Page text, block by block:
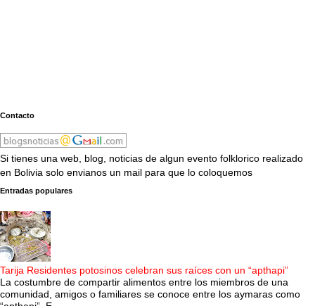
Contacto
Si tienes una web, blog, noticias de algun evento folklorico realizado
en Bolivia solo envianos un mail para que lo coloquemos
Entradas populares
Tarija Residentes potosinos celebran sus raíces con un “apthapi”
La costumbre de compartir alimentos entre los miembros de una
comunidad, amigos o familiares se conoce entre los aymaras como